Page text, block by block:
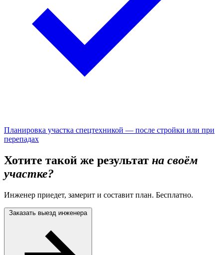
Планировка участка спецтехникой — после стройки или при
перепадах
Хотите такой же результат на своём
участке?
Инженер приедет, замерит и составит план. Бесплатно.
Заказать выезд инженера